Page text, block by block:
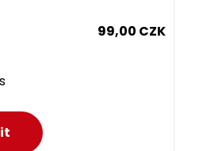
99,00 CZK